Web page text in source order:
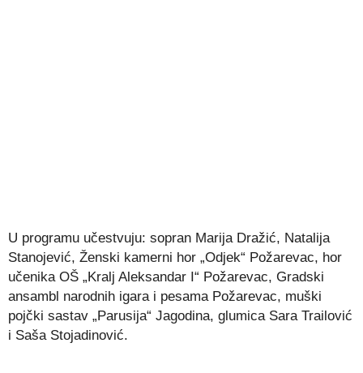
U programu učestvuju: sopran Marija Dražić, Natalija
Stanojević, Ženski kamerni hor „Odjek“ Požarevac, hor
učenika OŠ „Kralj Aleksandar I“ Požarevac, Gradski
ansambl narodnih igara i pesama Požarevac, muški
pojčki sastav „Parusija“ Jagodina, glumica Sara Trailović
i Saša Stojadinović.